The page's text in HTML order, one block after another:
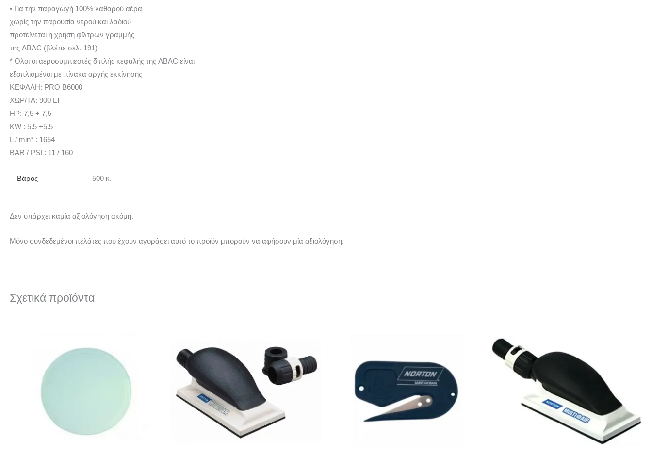
• Για την παραγωγή 100% καθαρού αέρα
χωρίς την παρουσία νερού και λαδιού
προτείνεται η χρήση φίλτρων γραμμής
της ABAC (βλέπε σελ. 191)
* Ολοι οι αεροσυμπιεστές διπλής κεφαλής της ABAC είναι
εξοπλισμένοι με πίνακα αργής εκκίνησης
ΚΕΦΑΛΗ: PRO B6000
ΧΩΡ/ΤΑ: 900 LT
HP: 7,5 + 7,5
KW : 5.5 +5.5
L / min* : 1654
BAR / PSI : 11 / 160
Βάρος 500 κ.
Δεν υπάρχει καμία αξιολόγηση ακόμη.
Μόνο συνδεδεμένοι πελάτες που έχουν αγοράσει αυτό το προϊόν μπορούν να αφήσουν μία αξιολόγηση.
Σχετικά προϊόντα